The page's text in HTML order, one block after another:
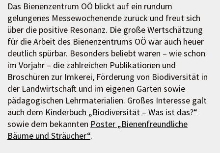
Das Bienenzentrum OÖ blickt auf ein rundum
gelungenes Messewochenende zurück und freut sich
über die positive Resonanz. Die große Wertschätzung
für die Arbeit des Bienenzentrums OÖ war auch heuer
deutlich spürbar. Besonders beliebt waren – wie schon
im Vorjahr – die zahlreichen Publikationen und
Broschüren zur Imkerei, Förderung von Biodiversität in
der Landwirtschaft und im eigenen Garten sowie
pädagogischen Lehrmaterialien. Großes Interesse galt
auch dem Kinderbuch „Biodiversität – Was ist das?“
sowie dem bekannten Poster „Bienenfreundliche
Bäume und Sträucher“.